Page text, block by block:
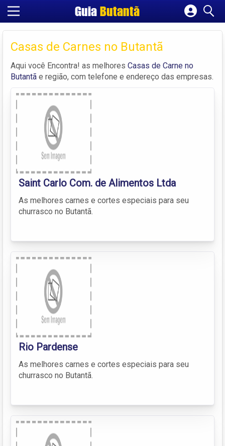
GuiaButantã
Cadastrar empresa
Criar conta
Casas de Carnes no Butantã
Aqui você Encontra! as melhores Casas de Carne no
Butantã e região, com telefone e endereço das empresas.
Saint Carlo Com. de Alimentos Ltda
As melhores carnes e cortes especiais para seu
churrasco no Butantã.
Rio Pardense
As melhores carnes e cortes especiais para seu
churrasco no Butantã.